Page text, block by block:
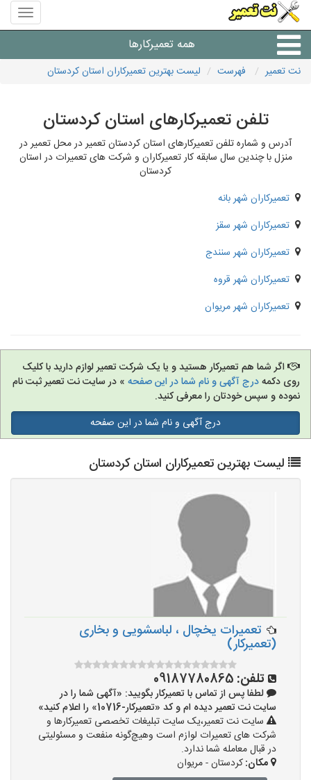
منوی
سایت
تعمیر
همه تعمیرکارها
نت تعمیر فهرست لیست بهترین تعمیرکاران استان کردستان
تلفن تعمیرکارهای استان کردستان
آدرس و شماره تلفن تعمیرکارهای استان کردستان تعمیر در محل تعمیر در
منزل با چندین سال سابقه کار تعمیرکاران و شرکت های تعمیرات در استان
کردستان
تعمیرکاران شهر بانه
تعمیرکاران شهر سقز
تعمیرکاران شهر سنندج
تعمیرکاران شهر قروه
تعمیرکاران شهر مریوان
اگر شما هم تعمیرکار هستید و یا یک شرکت تعمیر لوازم دارید با کلیک
روی دکمهدرج آگهی و نام شما در این صفحه » در سایت نت تعمیر ثبت نام
نموده و سپس خودتان را معرفی کنید.
درج آگهی و نام شما در این صفحه
لیست بهترین تعمیرکاران استان کردستان
تعمیرات یخچال ، لباسشویی و بخاری
(تعمیرکار)
تلفن: 09187780865
لطفا پس از تماس با تعمیرکار بگویید: «آگهی شما را در
سایت نت تعمیر دیده ام و کد «تعمیرکار-10716» را اعلام کنید»
سایت نت تعمیر،یک سایت تبلیغات تخصصی تعمیرکارها و
شرکت های تعمیرات لوازم است وهیچ‌گونه منفعت و مسئولیتی
در قبال معامله شما ندارد.
مکان:کردستان - مریوان